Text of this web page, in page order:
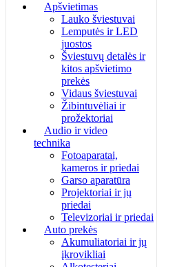
Apšvietimas
Lauko šviestuvai
Lemputės ir LED
juostos
Šviestuvų detalės ir
kitos apšvietimo
prekės
Vidaus šviestuvai
Žibintuvėliai ir
prožektoriai
Audio ir video
technika
Fotoaparatai,
kameros ir priedai
Garso aparatūra
Projektoriai ir jų
priedai
Televizoriai ir priedai
Auto prekės
Akumuliatoriai ir jų
įkrovikliai